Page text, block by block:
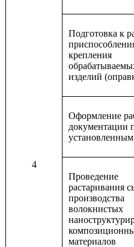
4
Подготовка к
крепления
изделий
Оформление
документации
Проведение
растаривания
производства
волокнистых
материалов